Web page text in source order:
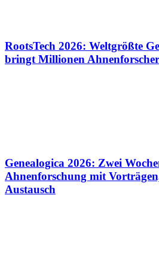
RootsTech 2026: Weltgrößte
bringt Millionen
Genealogica 2026: Zwei
Ahnenforschung mit
Austausch